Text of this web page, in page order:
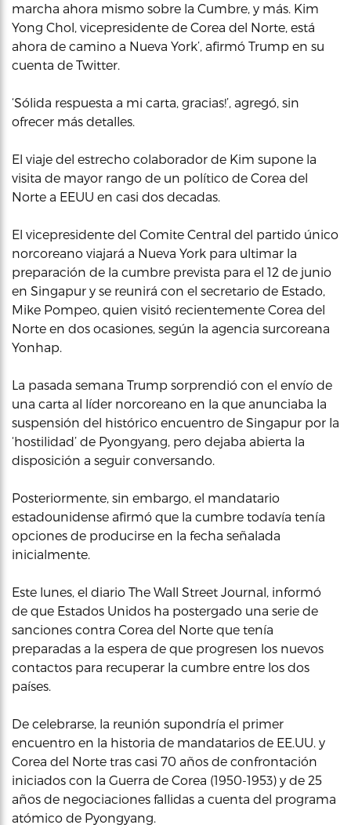
marcha ahora mismo sobre la Cumbre, y más. Kim
Yong Chol, vicepresidente de Corea del Norte, está
ahora de camino a Nueva York’, afirmó Trump en su
cuenta de Twitter.
‘Sólida respuesta a mi carta, gracias!’, agregó, sin
ofrecer más detalles.
El viaje del estrecho colaborador de Kim supone la
visita de mayor rango de un político de Corea del
Norte a EEUU en casi dos decadas.
El vicepresidente del Comite Central del partido único
norcoreano viajará a Nueva York para ultimar la
preparación de la cumbre prevista para el 12 de junio
en Singapur y se reunirá con el secretario de Estado,
Mike Pompeo, quien visitó recientemente Corea del
Norte en dos ocasiones, según la agencia surcoreana
Yonhap.
La pasada semana Trump sorprendió con el envío de
una carta al líder norcoreano en la que anunciaba la
suspensión del histórico encuentro de Singapur por la
‘hostilidad’ de Pyongyang, pero dejaba abierta la
disposición a seguir conversando.
Posteriormente, sin embargo, el mandatario
estadounidense afirmó que la cumbre todavía tenía
opciones de producirse en la fecha señalada
inicialmente.
Este lunes, el diario The Wall Street Journal, informó
de que Estados Unidos ha postergado una serie de
sanciones contra Corea del Norte que tenía
preparadas a la espera de que progresen los nuevos
contactos para recuperar la cumbre entre los dos
países.
De celebrarse, la reunión supondría el primer
encuentro en la historia de mandatarios de EE.UU. y
Corea del Norte tras casi 70 años de confrontación
iniciados con la Guerra de Corea (1950-1953) y de 25
años de negociaciones fallidas a cuenta del programa
atómico de Pyongyang.